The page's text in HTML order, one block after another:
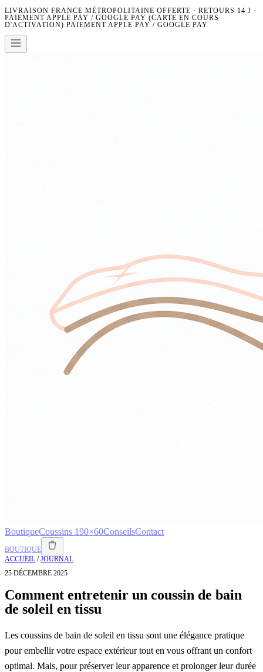
LIVRAISON FRANCE MÉTROPOLITAINE OFFERTE · RETOURS 14 J ·
PAIEMENT APPLE PAY / GOOGLE PAY (CARTE EN COURS
D'ACTIVATION) PAIEMENT APPLE PAY / GOOGLE PAY
BoutiqueCoussins 190×60ConseilsContact
BOUTIQUE
ACCUEIL /JOURNAL
25 DÉCEMBRE 2025
Comment entretenir un coussin de bain
de soleil en tissu
Les coussins de bain de soleil en tissu sont une élégance pratique
pour embellir votre espace extérieur tout en vous offrant un confort
optimal. Mais, pour préserver leur apparence et prolonger leur durée